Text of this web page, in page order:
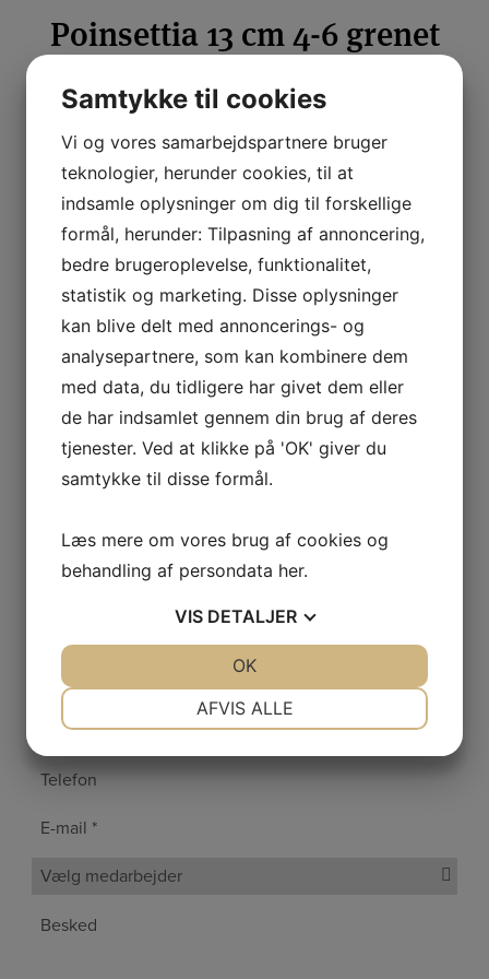
Poinsettia 13 cm 4-6 grenet
LÆS MERE
Poinsettia 17 cm 6-8 grenet
LÆS MERE
Kontakt os
Samtykke til cookies
Vi og vores samarbejdspartnere bruger
teknologier, herunder cookies, til at
indsamle oplysninger om dig til forskellige
formål, herunder: Tilpasning af annoncering,
bedre brugeroplevelse, funktionalitet,
statistik og marketing. Disse oplysninger
kan blive delt med annoncerings- og
analysepartnere, som kan kombinere dem
med data, du tidligere har givet dem eller
de har indsamlet gennem din brug af deres
tjenester. Ved at klikke på 'OK' giver du
samtykke til disse formål.
Læs mere om vores brug af cookies og
behandling af persondata her.
VIS DETALJER
AFVIS ALLE
OK